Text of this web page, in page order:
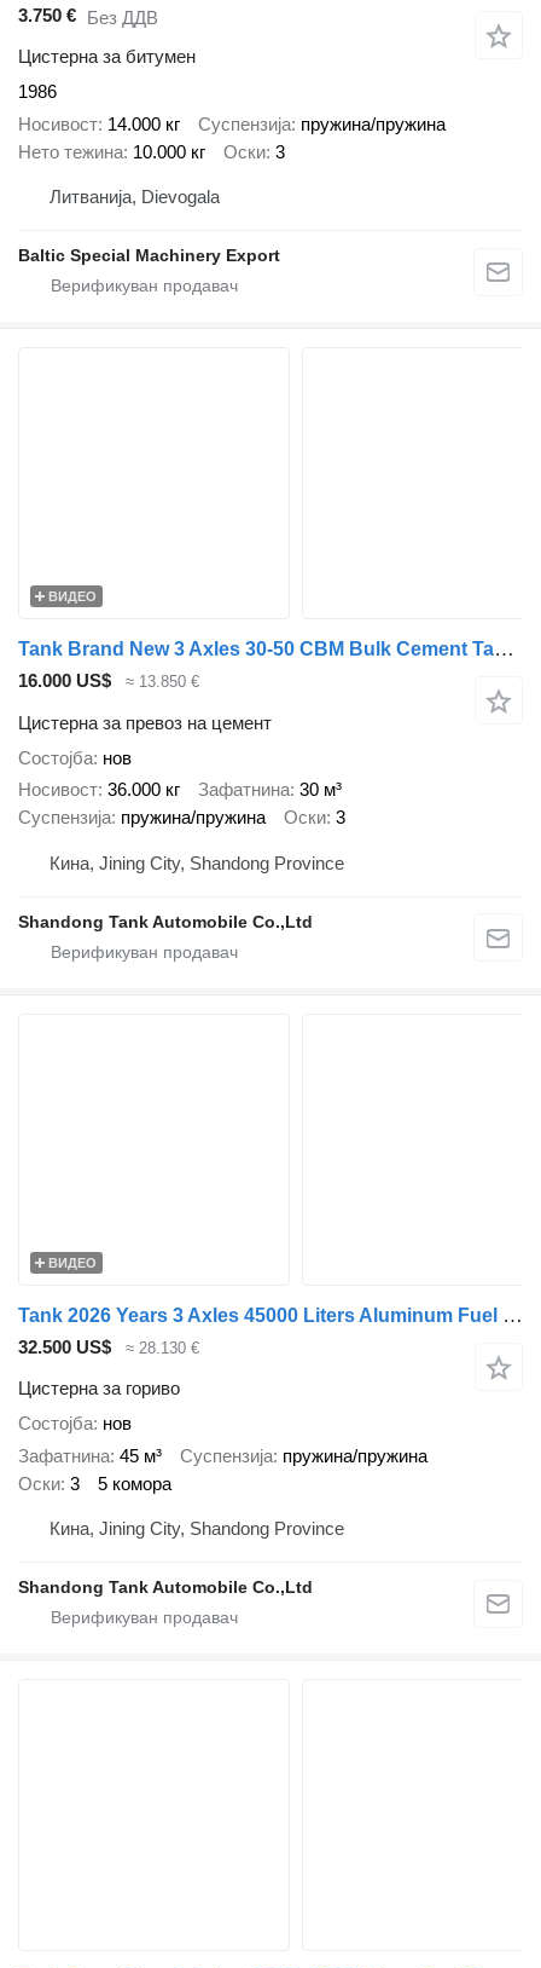
3.750 € Без ДДВ
Цистерна за битумен
1986
Носивост 14.000 кг Суспензија пружина/пружина
Нето тежина 10.000 кг Оски 3
Литванија, Dievogala
Baltic Special Machinery Export
ВИДЕО
Tank Brand New 3 Axles 30-50 CBM Bulk Cement Tanker Trailer For Sale
16.000 US$ ≈ 13.850 €
Цистерна за превоз на цемент
Состојба нов
Носивост 36.000 кг Зафатнина 30 м³
Суспензија пружина/пружина Оски 3
Кина, Jining City, Shandong Province
Shandong Tank Automobile Co.,Ltd
ВИДЕО
Tank 2026 Years 3 Axles 45000 Liters Aluminum Fuel Tanker Trailer
32.500 US$ ≈ 28.130 €
Цистерна за гориво
Состојба нов
Зафатнина 45 м³ Суспензија пружина/пружина
Оски 3 5 комора
Кина, Jining City, Shandong Province
Shandong Tank Automobile Co.,Ltd